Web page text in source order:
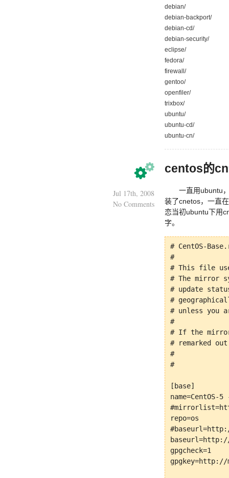
debian/
debian-
debian-cd/
debian-
eclipse/
fedora/
firewall/
gentoo/
openfiler/
trixbox/
ubuntu/
ubuntu-cd/
ubuntu-cn/
centos的
Jul 17th, 2008
No Comments
一直用ubuntu
装了cnetos，一直
恋当初ubuntu下用
字。
# CentOS-
#
# This file
# The mirror
# update
#
# unless you
#
# If the
# remarked
#
#
[base]
name=CentOS-
repo=os
gpgcheck=1
gpgkey=http://